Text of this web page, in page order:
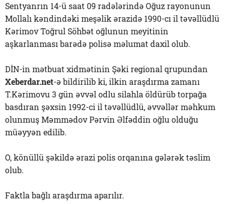
Sentyanrın 14-ü saat 09 radələrində Oğuz rayonunun
Mollalı kəndindəki meşəlik ərazidə 1990-cı il təvəllüdlü
Kərimov Toğrul Söhbət oğlunun meyitinin
aşkarlanması barədə polisə məlumat daxil olub.
DİN-in mətbuat xidmətinin Şəki regional qrupundan
Xeberdar.net-ə bildirilib ki, ilkin araşdırma zamanı
T.Kərimovu 3 gün əvvəl odlu silahla öldürüb torpağa
basdıran şəxsin 1992-ci il təvəllüdlü, əvvəllər məhkum
olunmuş Məmmədov Pərvin Əlfəddin oğlu olduğu
müəyyən edilib.
O, könüllü şəkildə ərazi polis orqanına gələrək təslim
olub.
Faktla bağlı araşdırma aparılır.